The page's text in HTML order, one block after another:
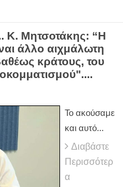
Κ. Μητσοτάκης: “Η
άλλο αιχμάλωτη
κράτους, του
Το ακούσαμε
και αυτό...
Διαβάστε
Περισσότερ
α